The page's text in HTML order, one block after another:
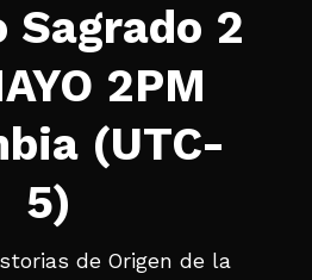
Sagrado 2
2PM
(UTC-
5)
de Origen de la